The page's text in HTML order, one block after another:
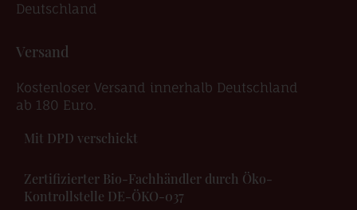
Deutschland
Versand
Kostenloser Versand innerhalb Deutschland
ab 180 Euro.
Mit DPD verschickt
Zertifizierter Bio-Fachhändler durch Öko-
Kontrollstelle DE-ÖKO-037